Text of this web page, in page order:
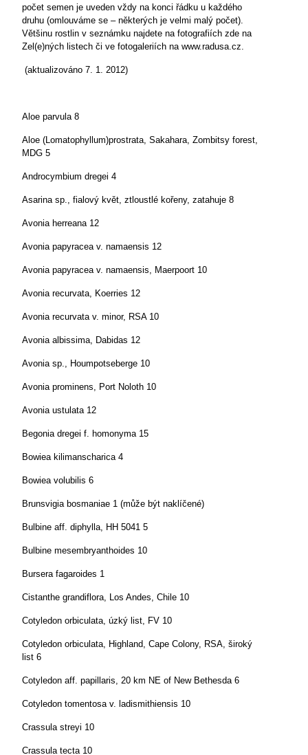
počet semen je uveden vždy na konci řádku u každého
druhu (omlouváme se – některých je velmi malý počet).
Většinu rostlin v seznámku najdete na fotografiích zde na
Zel(e)ných listech či ve fotogaleriích na www.radusa.cz.
(aktualizováno 7. 1. 2012)
Aloe parvula 8
Aloe (Lomatophyllum)prostrata, Sakahara, Zombitsy forest,
MDG 5
Androcymbium dregei 4
Asarina sp., fialový květ, ztloustlé kořeny, zatahuje 8
Avonia herreana 12
Avonia papyracea v. namaensis 12
Avonia papyracea v. namaensis, Maerpoort 10
Avonia recurvata, Koerries 12
Avonia recurvata v. minor, RSA 10
Avonia albissima, Dabidas 12
Avonia sp., Houmpotseberge 10
Avonia prominens, Port Noloth 10
Avonia ustulata 12
Begonia dregei f. homonyma 15
Bowiea kilimanscharica 4
Bowiea volubilis 6
Brunsvigia bosmaniae 1 (může být naklíčené)
Bulbine aff. diphylla, HH 5041 5
Bulbine mesembryanthoides 10
Bursera fagaroides 1
Cistanthe grandiflora, Los Andes, Chile 10
Cotyledon orbiculata, úzký list, FV 10
Cotyledon orbiculata, Highland, Cape Colony, RSA, široký
list 6
Cotyledon aff. papillaris, 20 km NE of New Bethesda 6
Cotyledon tomentosa v. ladismithiensis 10
Crassula streyi 10
Crassula tecta 10